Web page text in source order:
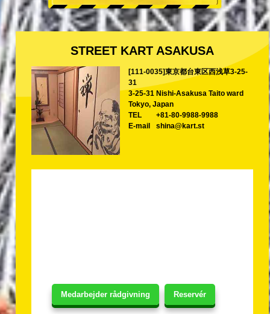
Medarbejder rådgivning Reservér
STREET KART ASAKUSA
[111-0035]東京都台東区西浅草3-25-
31
3-25-31 Nishi-Asakusa Taito ward
Tokyo, Japan
TEL
+81-80-9988-9988
E-mail
shina@kart.st